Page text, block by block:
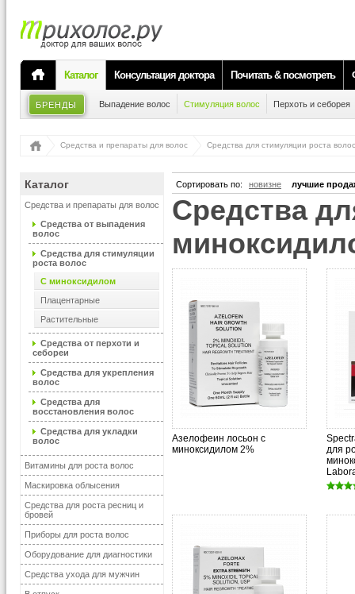
Каталог Консультация доктора Почитать & посмотреть
БРЕНДЫ Выпадение волос Стимуляция волос Перхоть и себорея
Средства и препараты для волос Средства для стимуляции роста волос
Каталог
Средства и препараты для волос
Средства от выпадения
волос
Средства для стимуляции
роста волос
С миноксидилом
Плацентарные
Растительные
Средства от перхоти и
себореи
Средства для укрепления
волос
Средства для
восстановления волос
Средства для укладки
волос
Витамины для роста волос
Маскировка облысения
Средства для роста ресниц и
бровей
Приборы для роста волос
Оборудование для диагностики
Средства ухода для мужчин
Сортировать по: новизне лучшие
Средства для стимуляции роста волос, с
Азелофеин лосьон с
миноксидилом 2%
для